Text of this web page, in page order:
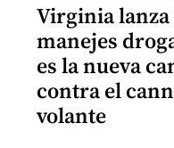
Virginia
manejes
es la nueva
contra el
volante